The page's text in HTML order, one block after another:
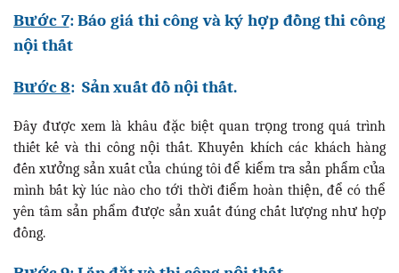
Bước 7: Báo giá thi công và ký hợp đồng thi công
nội thất
Bước 8: Sản xuất đồ nội thất.
Đây được xem là khâu đặc biệt quan trọng trong quá trình
thiết kế và thi công nội thất. Khuyến khích các khách hàng
đến xưởng sản xuất của chúng tôi để kiểm tra sản phẩm của
mình bất kỳ lúc nào cho tới thời điểm hoàn thiện, để có thể
yên tâm sản phẩm được sản xuất đúng chất lượng như hợp
đồng.